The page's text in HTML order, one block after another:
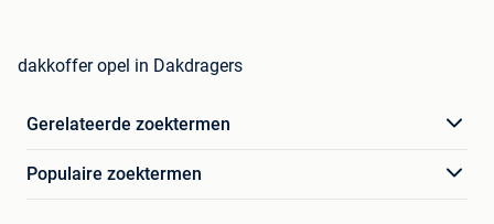
dakkoffer opel in Dakdragers
Gerelateerde zoektermen
Populaire zoektermen